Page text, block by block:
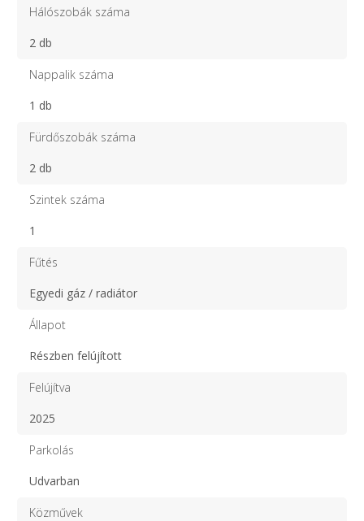
Hálószobák száma
2 db
Nappalik száma
1 db
Fürdőszobák száma
2 db
Szintek száma
1
Fűtés
Egyedi gáz / radiátor
Állapot
Részben felújított
Felújítva
2025
Parkolás
Udvarban
Közművek